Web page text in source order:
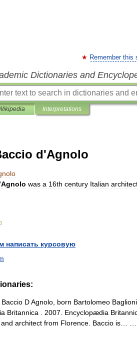
Remember this
Dictionaries and
Interpretations
d'Agnolo
’Agnolo was a 16th century Italian
написать курсовую
D Agnolo, born Bartolomeo
Britannica . 2007. Encyclopædia
and architect from Florence. Baccio is…